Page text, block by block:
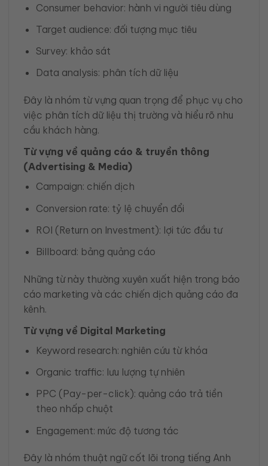
Consumer behavior: hành vi người tiêu dùng
Target audience: đối tượng mục tiêu
Survey: khảo sát
Data analysis: phân tích dữ liệu
Đây là nhóm từ vựng quan trọng để phục vụ cho
việc phân tích dữ liệu thị trường và hiểu rõ nhu
cầu khách hàng.
Từ vựng về quảng cáo & truyền thông
(Advertising & Media)
Campaign: chiến dịch
Conversion rate: tỷ lệ chuyển đổi
ROI (Return on Investment): lợi tức đầu tư
Billboard: bảng quảng cáo
Những từ này thường xuyên xuất hiện trong báo
cáo marketing và các chiến dịch quảng cáo đa
kênh.
Từ vựng về Digital Marketing
Keyword research: nghiên cứu từ khóa
Organic traffic: lưu lượng tự nhiên
PPC (Pay-per-click): quảng cáo trả tiền
theo nhấp chuột
Engagement: mức độ tương tác
Đây là nhóm thuật ngữ cốt lõi trong tiếng Anh